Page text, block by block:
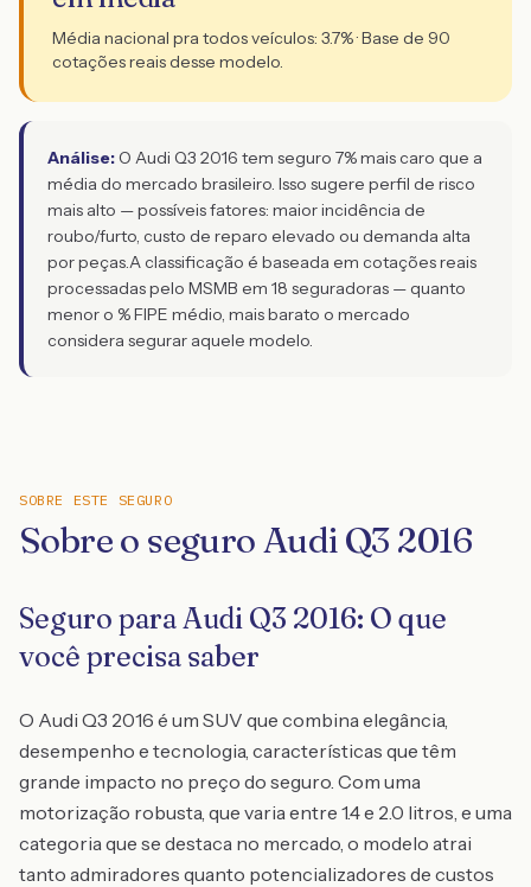
Média nacional pra todos veículos: 3.7% · Base de 90
cotações reais desse modelo.
Análise: O Audi Q3 2016 tem seguro 7% mais caro que a
média do mercado brasileiro. Isso sugere perfil de risco
mais alto — possíveis fatores: maior incidência de
roubo/furto, custo de reparo elevado ou demanda alta
por peças.A classificação é baseada em cotações reais
processadas pelo MSMB em 18 seguradoras — quanto
menor o % FIPE médio, mais barato o mercado
considera segurar aquele modelo.
SOBRE ESTE SEGURO
Sobre o seguro Audi Q3 2016
Seguro para Audi Q3 2016: O que
você precisa saber
O Audi Q3 2016 é um SUV que combina elegância,
desempenho e tecnologia, características que têm
grande impacto no preço do seguro. Com uma
motorização robusta, que varia entre 1.4 e 2.0 litros, e uma
categoria que se destaca no mercado, o modelo atrai
tanto admiradores quanto potencializadores de custos